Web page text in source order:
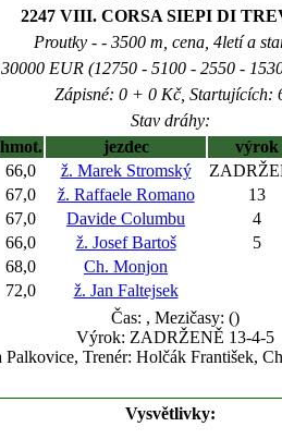
2247 VIII. CORSA SIEPI DI
Proutky - - 3500 m, cena, 4letí a
30000 EUR (12750 - 5100 - 2550 -
Zápisné: 0 + 0 Kč, Startujících:
Stav dráhy:
hmot. jezdec výrok
66,0 ž. Marek Stromský
67,0 ž. Raffaele Romano 13
67,0 Davide Columbu 4
66,0 ž. Josef Bartoš 5
68,0 Ch. Monjon
72,0 ž. Jan Faltejsek
Čas: , Mezičasy: ()
Výrok: ZADRŽENĚ 13-4-5
Palkovice, Trenér: Holčák František,
Vysvětlivky: